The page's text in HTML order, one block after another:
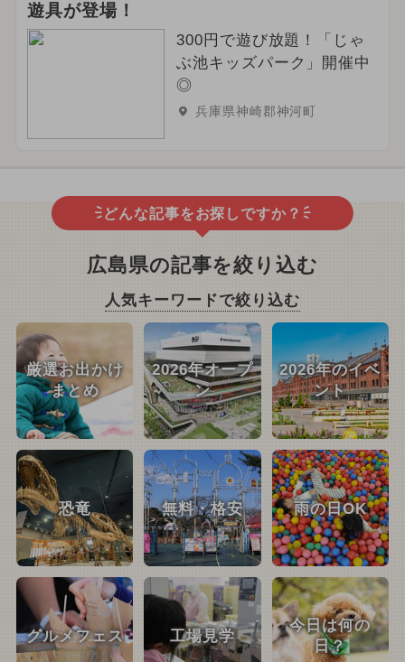
遊具が登場！
300円で遊び放題！「じゃ
ぶ池キッズパーク」開催中
◎
兵庫県神崎郡神河町
どんな記事をお探しですか？
広島県の記事を絞り込む
人気キーワードで絞り込む
厳選お出かけ
まとめ
2026年オープ
ン
2026年のイベ
ント
恐竜 無料・格安 雨の日OK
グルメフェス 工場見学
今日は何の
日？